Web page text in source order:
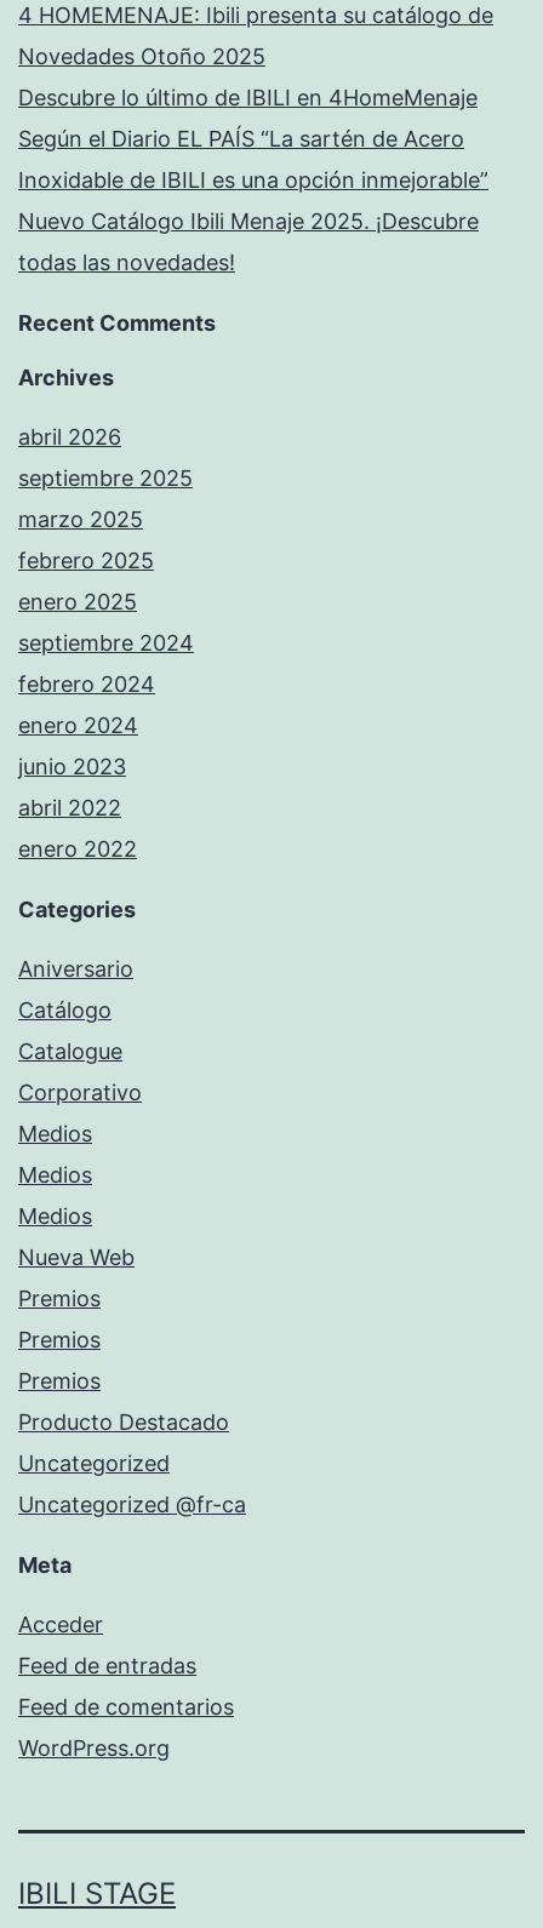
4 HOMEMENAJE: Ibili presenta su catálogo de
Novedades Otoño 2025
Descubre lo último de IBILI en 4HomeMenaje
Según el Diario EL PAÍS “La sartén de Acero
Inoxidable de IBILI es una opción inmejorable”
Nuevo Catálogo Ibili Menaje 2025. ¡Descubre
todas las novedades!
Recent Comments
Archives
abril 2026
septiembre 2025
marzo 2025
febrero 2025
enero 2025
septiembre 2024
febrero 2024
enero 2024
junio 2023
abril 2022
enero 2022
Categories
Aniversario
Catálogo
Catalogue
Corporativo
Medios
Medios
Medios
Nueva Web
Premios
Premios
Premios
Producto Destacado
Uncategorized
Uncategorized @fr-ca
Meta
Acceder
Feed de entradas
Feed de comentarios
WordPress.org
IBILI STAGE